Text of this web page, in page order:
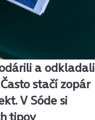
a odkladali
stačí zopár
V Sóde si
tipov